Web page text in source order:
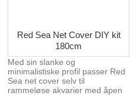
Red Sea Net Cover DIY kit
180cm
Med sin slanke og
minimalistiske profil passer Red
Sea net cover selv til
rammeløse akvarier med åpen